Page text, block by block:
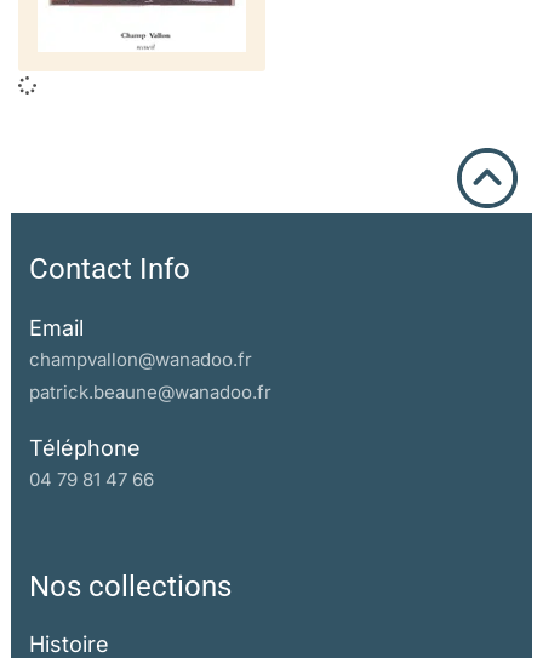
Contact Info
Email
champvallon@wanadoo.fr
patrick.beaune@wanadoo.fr
Téléphone
04 79 81 47 66
Nos collections
Histoire